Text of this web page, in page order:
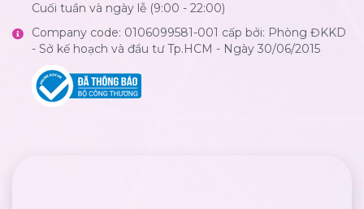
Cuối tuần và ngày lễ (9:00 - 22:00)
Company code: 0106099581-001 cấp bởi: Phòng ĐKKD
- Sở kế hoạch và đầu tư Tp.HCM - Ngày 30/06/2015